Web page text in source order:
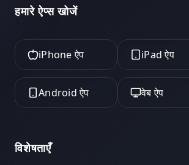
हमारे ऐप्स खोजें
iPhone ऐप iPad ऐप
Android ऐप वेब ऐप
विशेषताएँ